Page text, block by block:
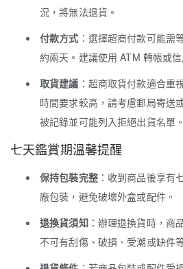
況，將無法退貨。
付款方式 ：選擇超商付款可能需
約兩天。建議使用 ATM 轉帳或
取貨建議 ：超商取貨付款適合重
時間要求較高，請考慮郵局寄送
被記錄並可能列入拒絕出貨名單。
七天鑑賞期溫馨提醒
保持包裝完整：收到商品後享有
廠包裝，避免破壞外盒或配件。
退換貨須知：辦理退換貨時，商
不可有刮傷、破損、受潮或缺件